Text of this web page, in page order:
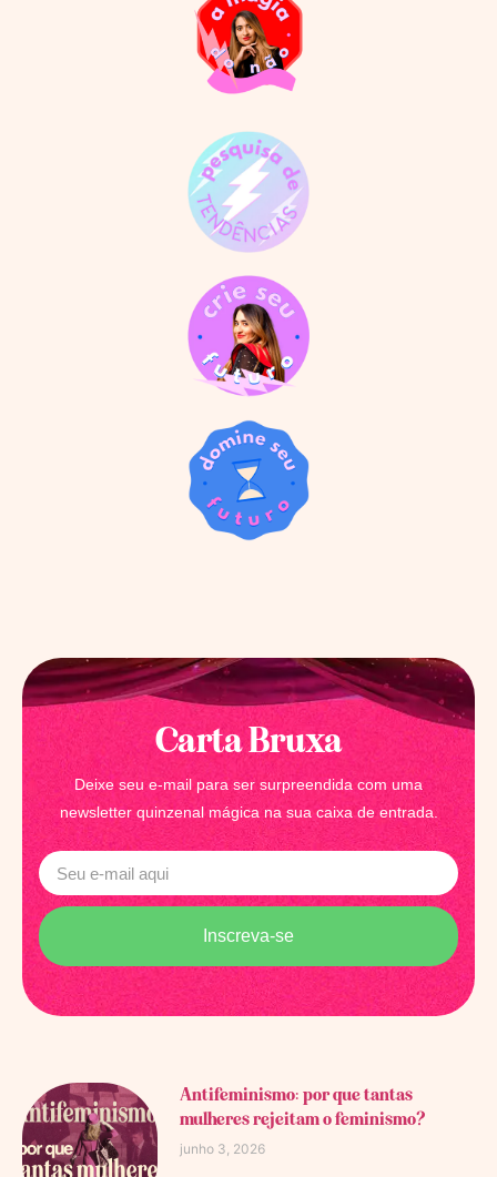
Carta Bruxa
Deixe seu e-mail para ser surpreendida com uma
newsletter quinzenal mágica na sua caixa de entrada.
Inscreva-se
Antifeminismo: por que tantas
mulheres rejeitam o feminismo?
junho 3, 2026